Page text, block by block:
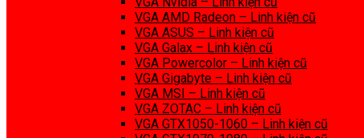
VGA AMD Radeon – Linh kiện cũ
VGA ASUS – Linh kiện cũ
VGA Galax – Linh kiện cũ
VGA Powercolor – Linh kiện cũ
VGA Gigabyte – Linh kiện cũ
VGA MSI – Linh kiện cũ
VGA ZOTAC – Linh kiện cũ
VGA GTX1050-1060 – Linh kiện cũ